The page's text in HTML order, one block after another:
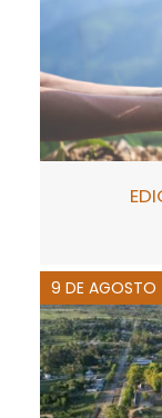
9 DE AGOSTO